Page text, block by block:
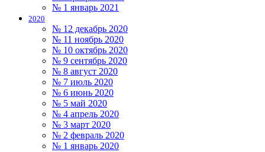
№ 1 январь 2021
2020
№ 12 декабрь 2020
№ 11 ноябрь 2020
№ 10 октябрь 2020
№ 9 сентябрь 2020
№ 8 август 2020
№ 7 июль 2020
№ 6 июнь 2020
№ 5 май 2020
№ 4 апрель 2020
№ 3 март 2020
№ 2 февраль 2020
№ 1 январь 2020